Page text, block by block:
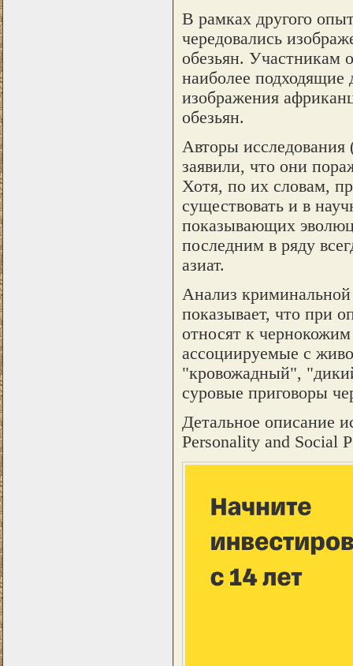
В рамках другого
чередовались
обезьян. Участникам
наиболее подходящие
изображения
обезьян.
Авторы исследования
заявили, что они
Хотя, по их словам,
существовать и в
показывающих
последним в ряду
азиат.
Анализ
показывает, что при
относят к
ассоциируемые с
"кровожадный",
суровые приговоры
Детальное описание
Personality and Social